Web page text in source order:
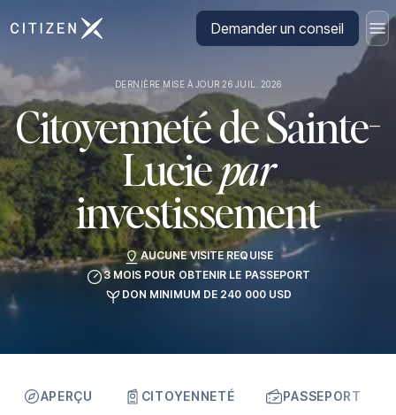
Aller à la page d'accueil de CitizenXDemander un conseil
DERNIÈRE MISE À JOUR 26 JUIL. 2026
Citoyenneté de Sainte-
Luciepar
investissement
AUCUNE VISITE REQUISE
3 MOIS POUR OBTENIR LE PASSEPORT
DON MINIMUM DE 240 000 USD
APERÇU CITOYENNETÉ PASSEPORT